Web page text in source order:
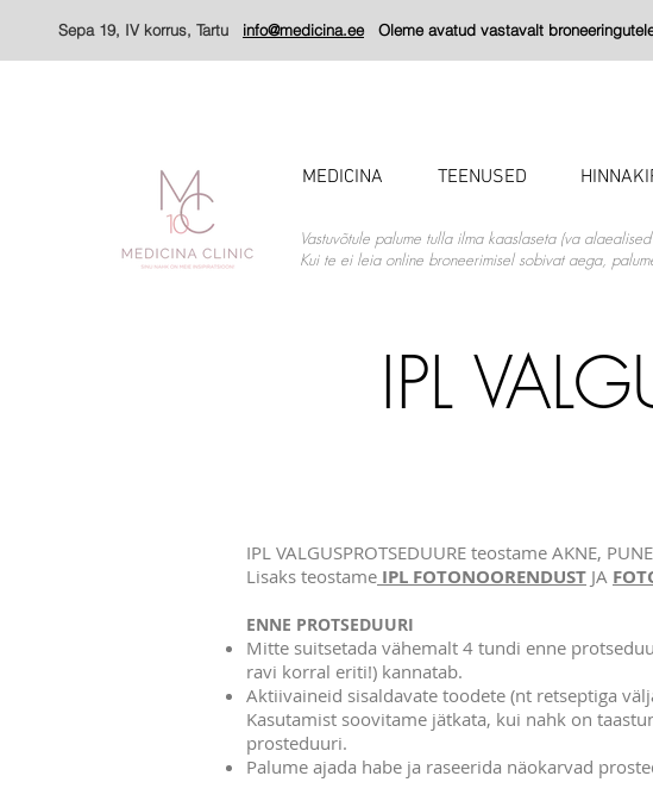
Sepa 19, IV korrus, Tartu info@medicina.eeOleme avatud vastavalt
MEDICINA TEENUSED
Vastuvõtule palume tulla ilma kaaslaseta (va
Kui te ei leia online broneerimisel sobivat aega,
IPL
IPL VALGUSPROTSEDUURE teostame AKNE,
Lisaks teostame IPL FOTONOORENDUST JA
ENNE PROTSEDUURI
Mitte suitsetada vähemalt 4 tundi enne
ravi korral eriti!) kannatab.
Aktiivaineid sisaldavate toodete (nt retseptiga
Kasutamist soovitame jätkata, kui nahk on
prosteduuri.
Palume ajada habe ja raseerida näokarvad